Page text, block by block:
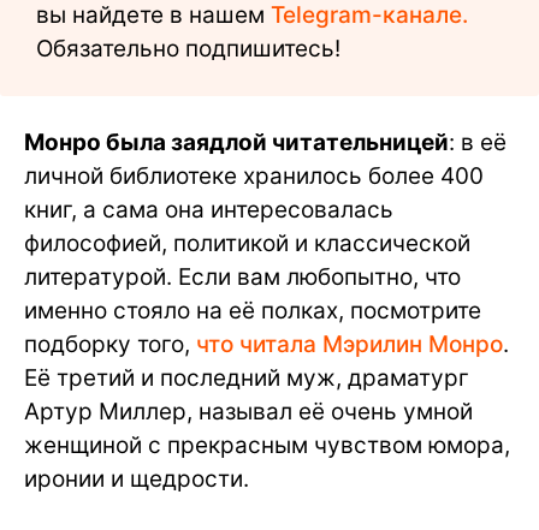
вы найдете в нашем Telegram-канале.
Обязательно подпишитесь!
Монро была заядлой читательницей: в её
личной библиотеке хранилось более 400
книг, а сама она интересовалась
философией, политикой и классической
литературой. Если вам любопытно, что
именно стояло на её полках, посмотрите
подборку того, что читала Мэрилин Монро.
Её третий и последний муж, драматург
Артур Миллер, называл её очень умной
женщиной с прекрасным чувством юмора,
иронии и щедрости.